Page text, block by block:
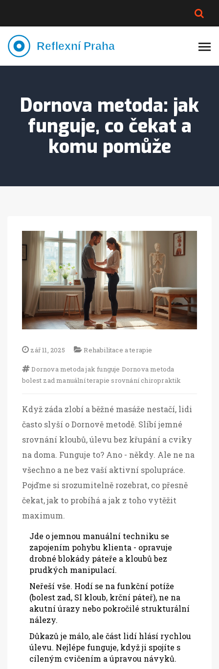
VÝMĚNA VODY
Dornova metoda: jak
funguje, co čekat a
komu pomůže
zář 11, 2025 Rehabilitace a terapie
Dornova metodajak funguje Dornova metoda
bolest zadmanuální terapie srovnání chiropraktik
Když záda zlobí a běžné masáže nestačí, lidi
často slyší o Dornově metodě. Slíbí jemné
srovnání kloubů, úlevu bez křupání a cviky
na doma. Funguje to? Ano - někdy. Ale ne na
všechno a ne bez vaší aktivní spolupráce.
Pojďme si srozumitelně rozebrat, co přesně
čekat, jak to probíhá a jak z toho vytěžit
maximum.
Jde o jemnou manuální techniku se
zapojením pohybu klienta - opravuje
drobné blokády páteře a kloubů bez
prudkých manipulací.
Neřeší vše. Hodí se na funkční potíže
(bolest zad, SI kloub, krční páteř), ne na
akutní úrazy nebo pokročilé strukturální
nálezy.
Důkazů je málo, ale část lidí hlásí rychlou
úlevu. Nejlépe funguje, když ji spojíte s
cíleným cvičením a úpravou návyků.